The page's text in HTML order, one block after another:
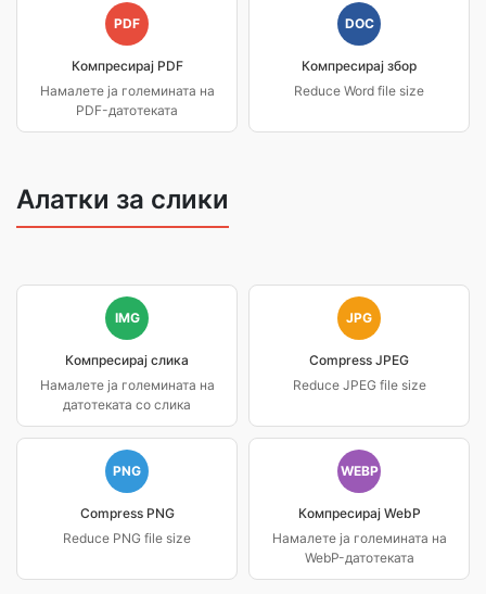
PDF
Компресирај PDF
Намалете ја големината на
PDF-датотеката
DOC
Компресирај збор
Reduce Word file size
Алатки за слики
IMG
Компресирај слика
Намалете ја големината на
датотеката со слика
JPG
Compress JPEG
Reduce JPEG file size
PNG
Compress PNG
Reduce PNG file size
WEBP
Компресирај WebP
Намалете ја големината на
WebP-датотеката